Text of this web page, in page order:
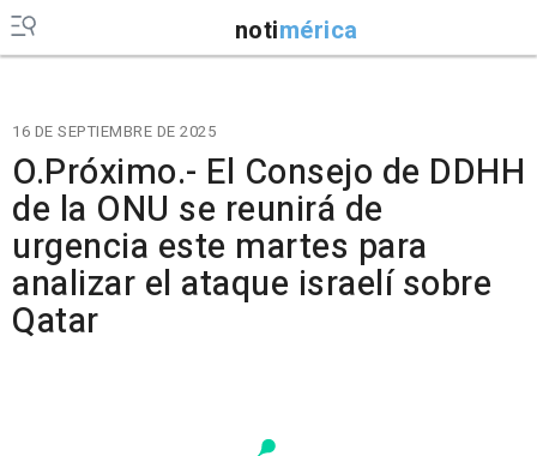
notimérica
16 DE SEPTIEMBRE DE 2025
O.Próximo.- El Consejo de DDHH
de la ONU se reunirá de
urgencia este martes para
analizar el ataque israelí sobre
Qatar